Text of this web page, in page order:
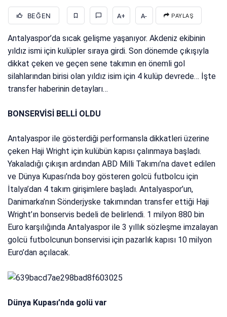
BEĞEN A+ A- PAYLAŞ
Antalyaspor’da sıcak gelişme yaşanıyor. Akdeniz ekibinin
yıldız ismi için kulüpler sıraya girdi. Son dönemde çıkışıyla
dikkat çeken ve geçen sene takımın en önemli gol
silahlarından birisi olan yıldız isim için 4 kulüp devrede… İşte
transfer haberinin detayları…
BONSERVİSİ BELLİ OLDU
Antalyaspor ile gösterdiği performansla dikkatleri üzerine
çeken Haji Wright için kulübün kapısı çalınmaya başladı.
Yakaladığı çıkışın ardından ABD Milli Takımı’na davet edilen
ve Dünya Kupası’nda boy gösteren golcü futbolcu için
İtalya’dan 4 takım girişimlere başladı. Antalyaspor’un,
Danimarka’nın Sönderjyske takımından transfer ettiği Haji
Wright’ın bonservis bedeli de belirlendi. 1 milyon 880 bin
Euro karşılığında Antalyaspor ile 3 yıllık sözleşme imzalayan
golcü futbolcunun bonservisi için pazarlık kapısı 10 milyon
Euro’dan açılacak.
Dünya Kupası’nda golü var